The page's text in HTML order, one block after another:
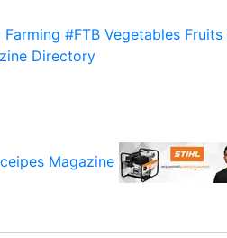
Farming #FTB Vegetables Fruits
Directory
Magazine